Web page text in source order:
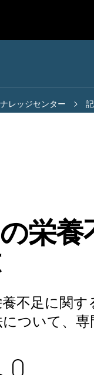
レッジセンター
栄
不足に関
ついて、専